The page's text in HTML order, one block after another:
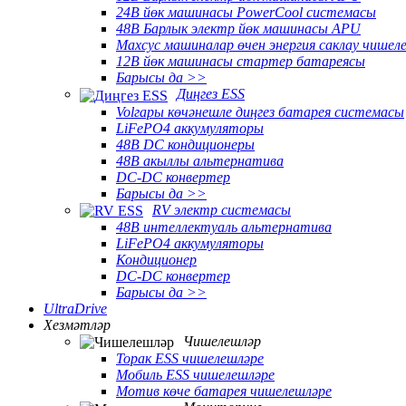
24В йөк машинасы PowerCool системасы
48В Барлык электр йөк машинасы APU
Махсус машиналар өчен энергия саклау
12В йөк машинасы стартер батареясы
Барысы да >>
Диңгез ESS
Volгары көчәнешле диңгез батарея системасы
LiFePO4 аккумуляторы
48В DC кондиционеры
48В акыллы альтернатива
DC-DC конвертер
Барысы да >>
RV электр системасы
48В интеллектуаль альтернатива
LiFePO4 аккумуляторы
Кондиционер
DC-DC конвертер
Барысы да >>
UltraDrive
Хезмәтләр
Чишелешләр
Торак ESS чишелешләре
Мобиль ESS чишелешләре
Мотив көче батарея чишелешләре